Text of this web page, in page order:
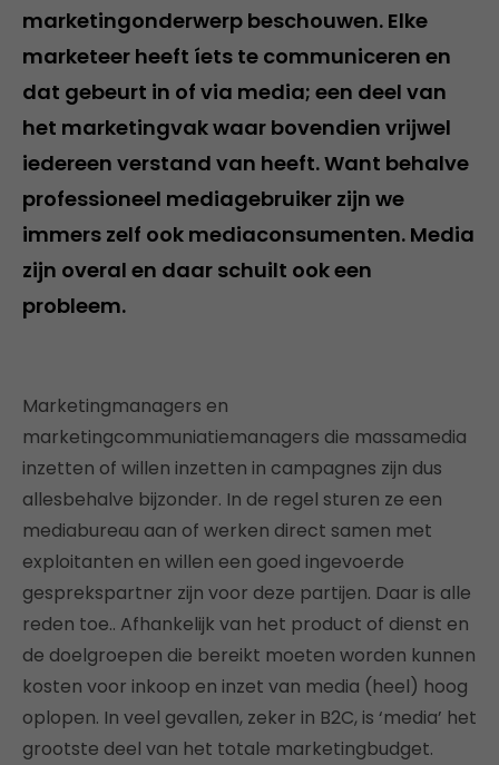
marketingonderwerp beschouwen. Elke
marketeer heeft íets te communiceren en
dat gebeurt in of via media; een deel van
het marketingvak waar bovendien vrijwel
iedereen verstand van heeft. Want behalve
professioneel mediagebruiker zijn we
immers zelf ook mediaconsumenten. Media
zijn overal en daar schuilt ook een
probleem.
Marketingmanagers en
marketingcommuniatiemanagers die massamedia
inzetten of willen inzetten in campagnes zijn dus
allesbehalve bijzonder. In de regel sturen ze een
mediabureau aan of werken direct samen met
exploitanten en willen een goed ingevoerde
gesprekspartner zijn voor deze partijen. Daar is alle
reden toe.. Afhankelijk van het product of dienst en
de doelgroepen die bereikt moeten worden kunnen
kosten voor inkoop en inzet van media (heel) hoog
oplopen. In veel gevallen, zeker in B2C, is ‘media’ het
grootste deel van het totale marketingbudget.